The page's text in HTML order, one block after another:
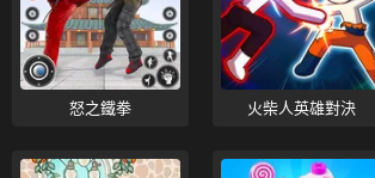
怒之鐵拳 火柴人英雄對決